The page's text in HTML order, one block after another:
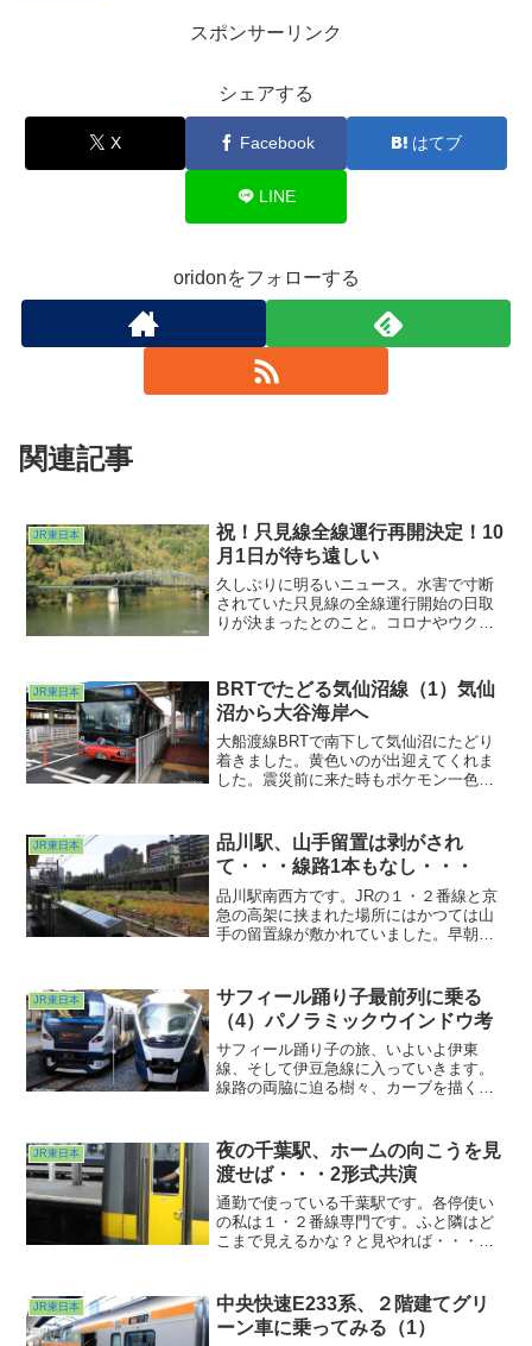
スポンサーリンク
シェアする
X Facebook はてブ
LINE
oridonをフォローする
関連記事
JR東日本
祝！只見線全線運行再開決定！10
月1日が待ち遠しい
久しぶりに明るいニュース。水害で寸断
されていた只見線の全線運行開始の日取
りが決まったとのこと。コロナやウクラ
込んだように感じました。不通区間を最
後に撮っていたのが今回の写真だと思わ
れます。なんと2008年。今から14年ぶり
の再会が楽しみです。
JR東日本
BRTでたどる気仙沼線（1）気仙
沼から大谷海岸へ
大船渡線BRTで南下して気仙沼にたどり
着きました。黄色いのが出迎えてくれま
した。震災前に来た時もポケモン一色の
けどねぇ・・・気仙沼からもこちらの
BRTのお世話になります。ではポケモン
たちに見送られて気仙沼出発です。
JR東日本
品川駅、山手留置は剥がされ
て・・・線路1本もなし・・・
品川駅南西方です。JRの１・２番線と京
急の高架に挟まれた場所にはかつては山
手の留置線が敷かれていました。早朝深
ある場所に泊まる勤務をしていたことが
あったのですが終電後...
JR東日本
サフィール踊り子最前列に乗る
（4）パノラミックウインドウ考
サフィール踊り子の旅、いよいよ伊東
線、そして伊豆急線に入っていきます。
線路の両脇に迫る樹々、カーブを描く単
区間なので交換待ちもたびたび。
JR東日本
夜の千葉駅、ホームの向こうを見
渡せば・・・2形式共演
通勤で使っている千葉駅です。各停使い
の私は１・２番線専門です。ふと隣はど
こまで見えるかな？と見やれば・・・今
こうまでスコーンっと見通せる時がある
んですが・・・千葉駅だ...
JR東日本
中央快速E233系、２階建てグリ
ーン車に乗ってみる（1）